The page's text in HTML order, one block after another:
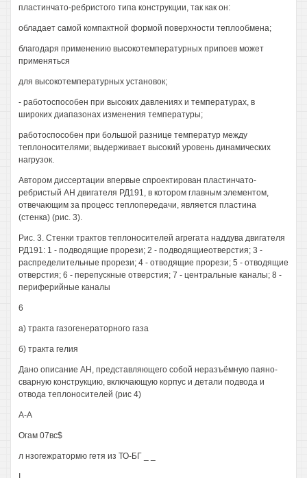
пластинчато-ребристого типа конструкции, так как он:
обладает самой компактной формой поверхности теплообмена;
благодаря применению высокотемпературных припоев может
применяться
для высокотемпературных установок;
- работоспособен при высоких давлениях и температурах, в
широких диапазонах изменения температуры;
работоспособен при большой разнице температур между
теплоносителями; выдерживает высокий уровень динамических
нагрузок.
Автором диссертации впервые спроектирован пластинчато-
ребристый АН двигателя РД191, в котором главным элементом,
отвечающим за процесс теплопередачи, является пластина
(стенка) (рис. 3).
Рис. 3. Стенки трактов теплоносителей агрегата наддува двигателя
РД191: 1 - подводящие прорези; 2 - подводящиеотверстия; 3 -
распределительные прорези; 4 - отводящие прорези; 5 - отводящие
отверстия; 6 - перепускные отверстия; 7 - центральные каналы; 8 -
периферийные каналы
6
а) тракта газогенераторного газа
б) тракта гелия
Дано описание АН, представляющего собой неразъёмную паяно-
сварную конструкцию, включающую корпус и детали подвода и
отвода теплоносителей (рис 4)
А-А
Огам 07вс$
л нзогежратормю гетя из ТО-БГ _ _